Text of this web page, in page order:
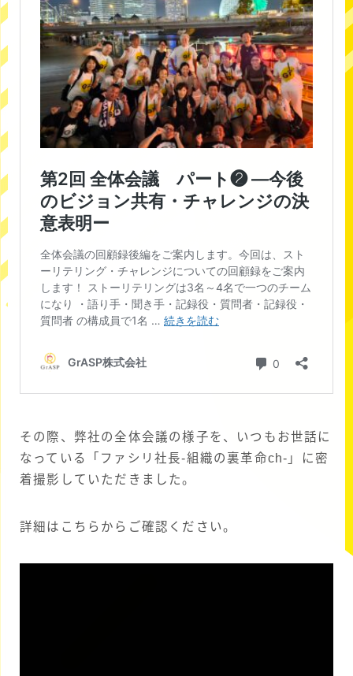
その際、弊社の全体会議の様子を、いつもお世話に
なっている「ファシリ社長-組織の裏革命ch-」に密
着撮影していただきました。
詳細はこちらからご確認ください。